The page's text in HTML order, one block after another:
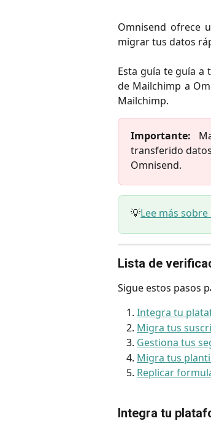
Omnisend ofrece
migrar tus datos
Esta guía te guía a
de Mailchimp a
Mailchimp.
Importante:
transferido
Omnisend.
💡Lee más
Lista de
Sigue estos pasos
Integra tu
Migra tus
Gestiona tus
Migra tus
Replicar
Integra tu